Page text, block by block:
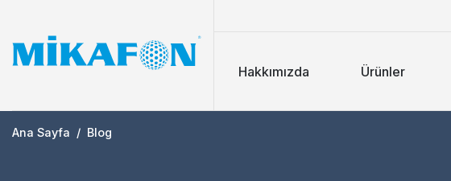
Hakkımızda Ürünler
Ana Sayfa / Blog